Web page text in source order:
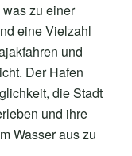
zu einer
eine Vielzahl
und
Der Hafen
die Stadt
und ihre
Wasser aus zu